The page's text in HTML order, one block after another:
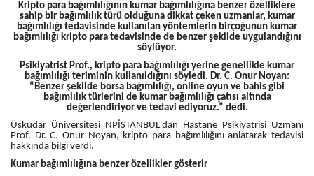
Kripto para bağımlılığının kumar bağımlılığına benzer özelliklere
sahip bir bağımlılık türü olduğuna dikkat çeken uzmanlar, kumar
bağımlılığı tedavisinde kullanılan yöntemlerin birçoğunun kumar
bağımlılığı kripto para tedavisinde de benzer şekilde uygulandığını
söylüyor.
Psikiyatrist Prof., kripto para bağımlılığı yerine genellikle kumar
bağımlılığı teriminin kullanıldığını söyledi. Dr. C. Onur Noyan:
“Benzer şekilde borsa bağımlılığı, online oyun ve bahis gibi
bağımlılık türlerini de kumar bağımlılığı çatısı altında
değerlendiriyor ve tedavi ediyoruz.” dedi.
Üsküdar Üniversitesi NPİSTANBUL'dan Hastane Psikiyatrisi Uzmanı
Prof. Dr. C. Onur Noyan, kripto para bağımlılığını anlatarak tedavisi
hakkında bilgi verdi.
Kumar bağımlılığına benzer özellikler gösterir